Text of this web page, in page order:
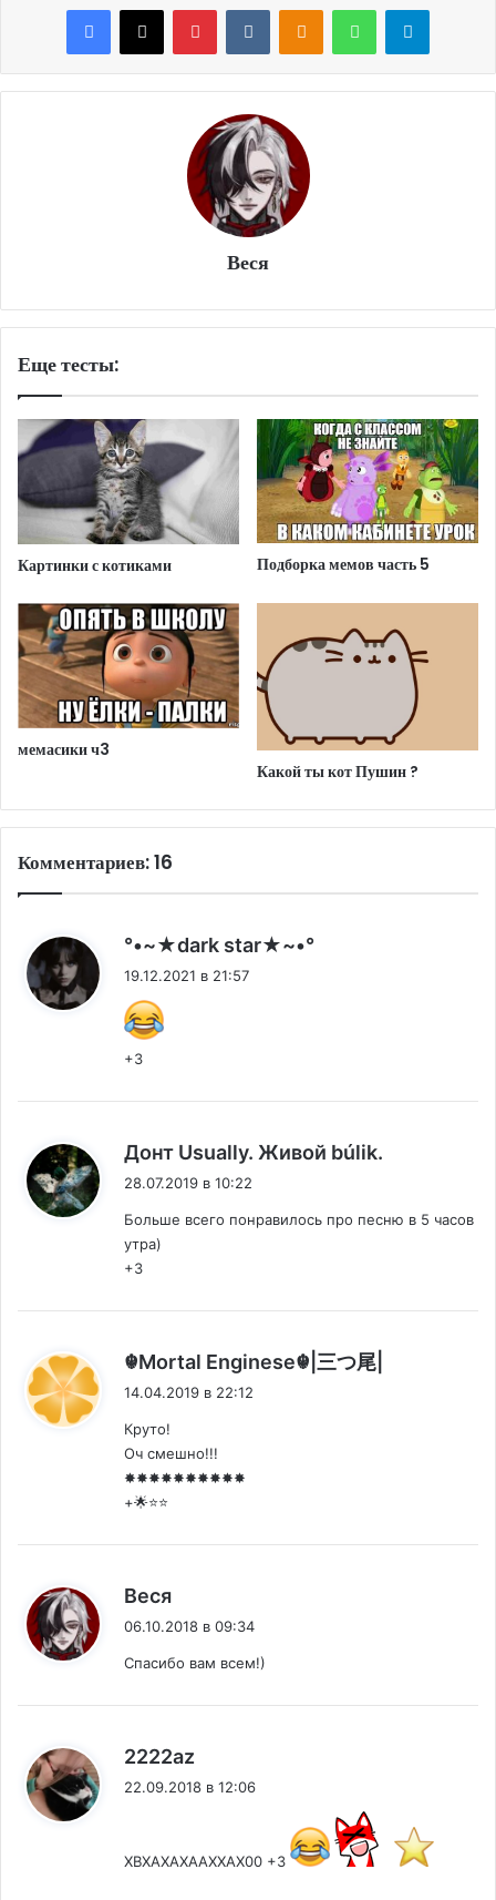
Веся
Еще тесты:
Картинки с котиками Подборка мемов часть 5
мемасики ч3
Какой ты кот Пушин ?
Комментариев: 16
°•~★dark star★~•°
19.12.2021 в 21:57
+3
Донт Usually. Живой búlik.
28.07.2019 в 10:22
Больше всего понравилось про песню в 5 часов
утра)
+3
☬Мortal Enginese☬|三つ尾|
14.04.2019 в 22:12
Круто!
Оч смешно!!!
✸✸✸✸✸✸✸✸✸✸
+🌟⭐⭐
Веся
06.10.2018 в 09:34
Спасибо вам всем!)
2222az
22.09.2018 в 12:06
ХВХАХАХААХХАХ00 +3